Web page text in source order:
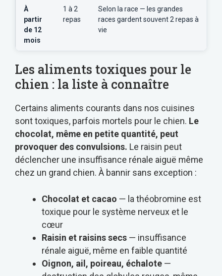
À
partir
de 12
mois
1 à 2
repas
Selon la race — les grandes
races gardent souvent 2 repas à
vie
Les aliments toxiques pour le
chien : la liste à connaître
Certains aliments courants dans nos cuisines
sont toxiques, parfois mortels pour le chien. Le
chocolat, même en petite quantité, peut
provoquer des convulsions. Le raisin peut
déclencher une insuffisance rénale aiguë même
chez un grand chien. À bannir sans exception :
Chocolat et cacao — la théobromine est
toxique pour le système nerveux et le
cœur
Raisin et raisins secs— insuffisance
rénale aiguë, même en faible quantité
Oignon, ail, poireau, échalote—